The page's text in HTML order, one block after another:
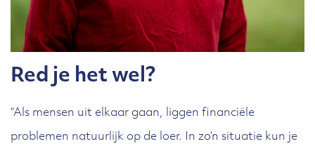
Red je het wel?
“Als mensen uit elkaar gaan, liggen financiële
problemen natuurlijk op de loer. In zo’n situatie kun je